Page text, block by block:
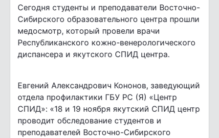
Сегодня студенты и преподаватели Восточно-
Сибирского образовательного центра прошли
медосмотр, который провели врачи
Республиканского кожно-венерологического
диспансера и якутского СПИД центра.
Евгений Александрович Кононов, заведующий
отдела профилактики ГБУ РС (Я) «Центр
СПИД»: «18 и 19 ноября якутский СПИД центр
проводит обследование студентов и
преподавателей Восточно-Сибирского